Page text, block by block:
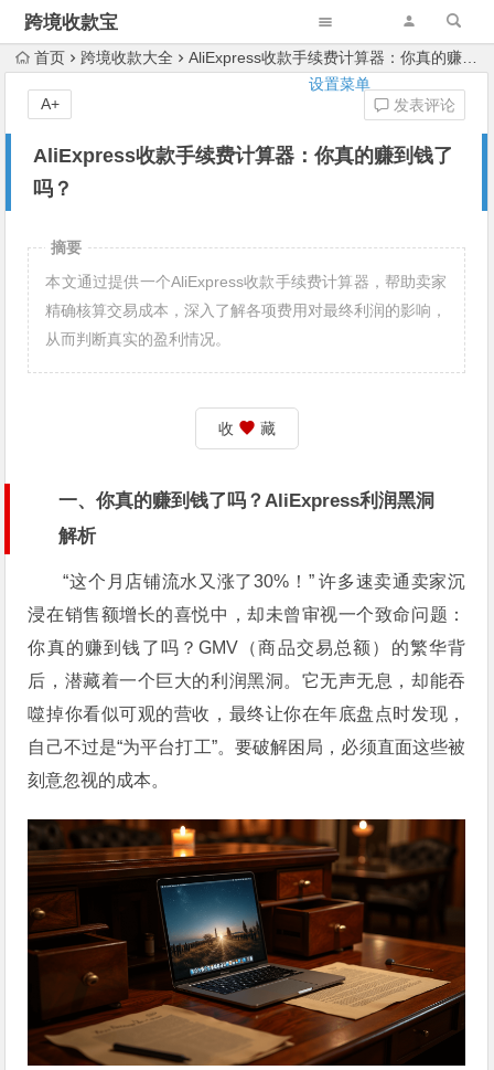
跨境收款宝
设置菜单
首页 跨境收款大全 AliExpress收款手续费计算器：你真的赚到钱了吗？
AliExpress收款手续费计算器：你真的赚到钱了
吗？
发表评论
A+
摘要
本文通过提供一个AliExpress收款手续费计算器，帮助卖家
精确核算交易成本，深入了解各项费用对最终利润的影响，
从而判断真实的盈利情况。
收 藏
一、你真的赚到钱了吗？AliExpress利润黑洞
解析
“这个月店铺流水又涨了30%！” 许多速卖通卖家沉
浸在销售额增长的喜悦中，却未曾审视一个致命问题：
你真的赚到钱了吗？GMV（商品交易总额）的繁华背
后，潜藏着一个巨大的利润黑洞。它无声无息，却能吞
噬掉你看似可观的营收，最终让你在年底盘点时发现，
自己不过是“为平台打工”。要破解困局，必须直面这些被
刻意忽视的成本。